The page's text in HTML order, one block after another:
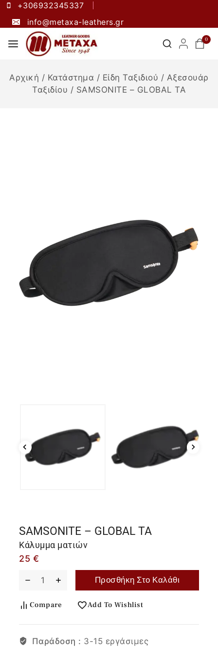
+306932345337
info@metaxa-leathers.gr
0
Αρχική / Κατάστημα / Είδη Ταξιδιού / Αξεσουάρ
Ταξιδίου / SAMSONITE – GLOBAL TA
SAMSONITE – GLOBAL TA
Κάλυμμα ματιών
25 €
Προσθήκη Στο Καλάθι
Compare Add To Wishlist
Παράδοση : 3-15 εργάσιμες